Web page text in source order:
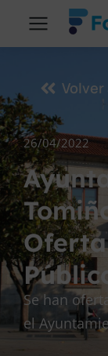
26/04/2022
Se han
el